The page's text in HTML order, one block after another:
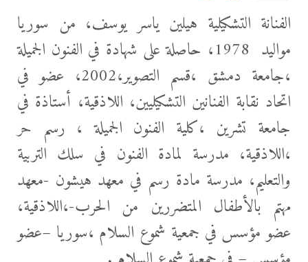
الفنانة التشكيلية هيلين ياسر يوسف، من سوريا
مواليد 1978، حاصلة على شهادة في الفنون الجميلة
،جامعة دمشق ،قسم التصوير،2002، عضو في
اتحاد نقابة الفنانين التشكيليين، اللاذقية، أستاذة في
جامعة تشرين ،كلية الفنون الجميلة ، رسم حر
،اللاذقية، مدرسة لمادة الفنون في سلك التربية
والتعليم، مدرسة مادة رسم في معهد هيشون -معهد
مهتم بالأطفال المتضررين من الحرب-،اللاذقية،
عضو مؤسس في جمعية شموع السلام ،سوريا –عضو